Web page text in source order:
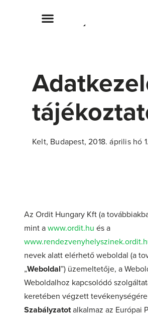
Kelt, Budapest, 2018. április hó
Az Ordit Hungary Kft (a
mint a www.ordit.hu és a
nevek alatt elérhető weboldal (a
„Weboldal”) üzemeltetője, a
Weboldalhoz kapcsolódó
keretében végzett tevékenységére
Szabályzatotalkalmaz az Európai